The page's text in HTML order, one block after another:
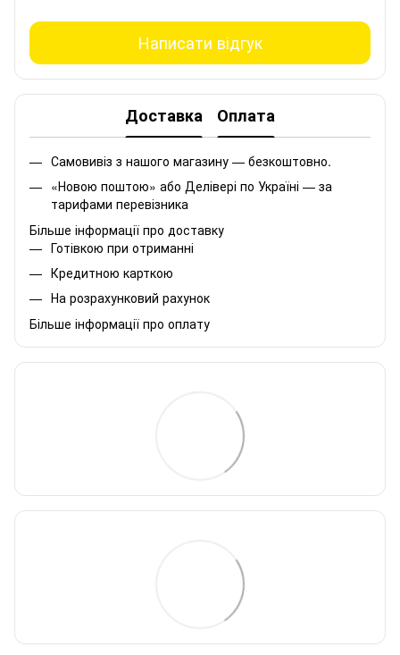
Написати відгук
Доставка Оплата
Самовивіз з нашого магазину — безкоштовно.
«Новою поштою» або Делівері по Україні — за
тарифами перевізника
Більше інформації про доставку
Готівкою при отриманні
Кредитною карткою
На розрахунковий рахунок
Більше інформації про оплату